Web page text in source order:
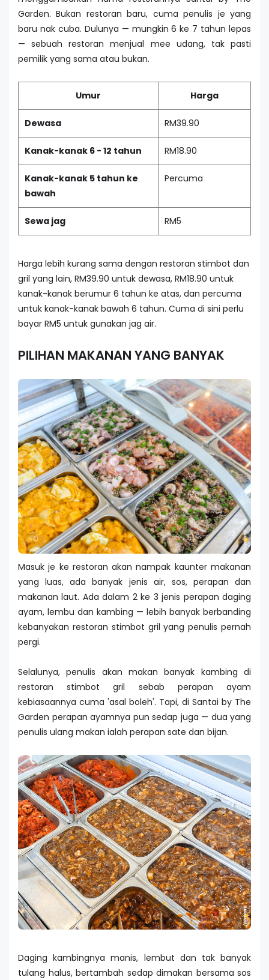
Garden. Bukan restoran baru, cuma penulis je yang
baru nak cuba. Dulunya — mungkin 6 ke 7 tahun lepas
— sebuah restoran menjual mee udang, tak pasti
pemilik yang sama atau bukan.
Umur Harga
Dewasa RM39.90
Kanak-kanak 6 - 12 tahun RM18.90
Kanak-kanak 5 tahun ke
bawah
Percuma
Sewa jag RM5
Harga lebih kurang sama dengan restoran stimbot dan
gril yang lain, RM39.90 untuk dewasa, RM18.90 untuk
kanak-kanak berumur 6 tahun ke atas, dan percuma
untuk kanak-kanak bawah 6 tahun. Cuma di sini perlu
bayar RM5 untuk gunakan jag air.
PILIHAN MAKANAN YANG BANYAK
Masuk je ke restoran akan nampak kaunter makanan
yang luas, ada banyak jenis air, sos, perapan dan
makanan laut. Ada dalam 2 ke 3 jenis perapan daging
ayam, lembu dan kambing — lebih banyak berbanding
kebanyakan restoran stimbot gril yang penulis pernah
pergi.
Selalunya, penulis akan makan banyak kambing di
restoran stimbot gril sebab perapan ayam
kebiasaannya cuma 'asal boleh'. Tapi, di Santai by The
Garden perapan ayamnya pun sedap juga — dua yang
penulis ulang makan ialah perapan sate dan bijan.
Daging kambingnya manis, lembut dan tak banyak
tulang halus, bertambah sedap dimakan bersama sos